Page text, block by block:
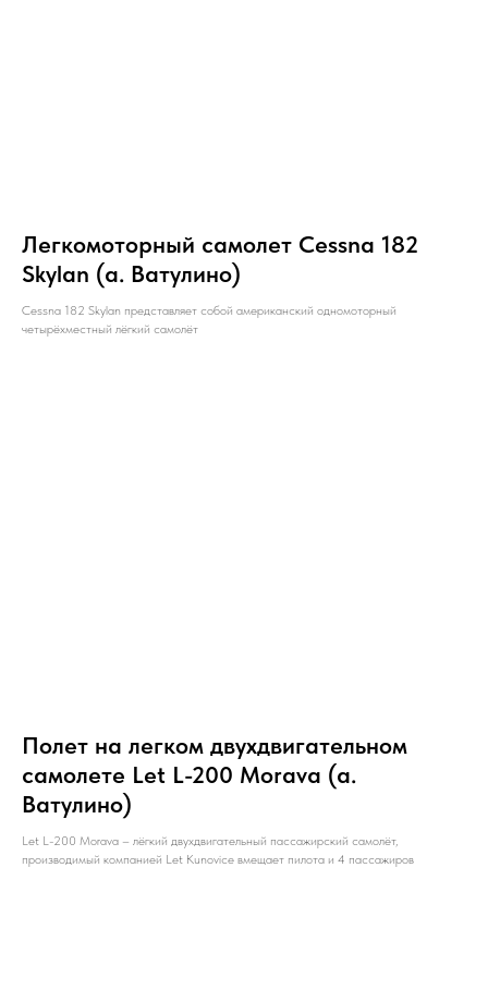
Легкомоторный самолет Cessna 182
Skylan (а. Ватулино)
Cessna 182 Skylan представляет собой американский одномоторный
четырёхместный лёгкий самолёт
Полет на легком двухдвигательном
самолете Let L-200 Morava (а.
Ватулино)
Let L-200 Morava – лёгкий двухдвигательный пассажирский самолёт,
производимый компанией Let Kunovice вмещает пилота и 4 пассажиров